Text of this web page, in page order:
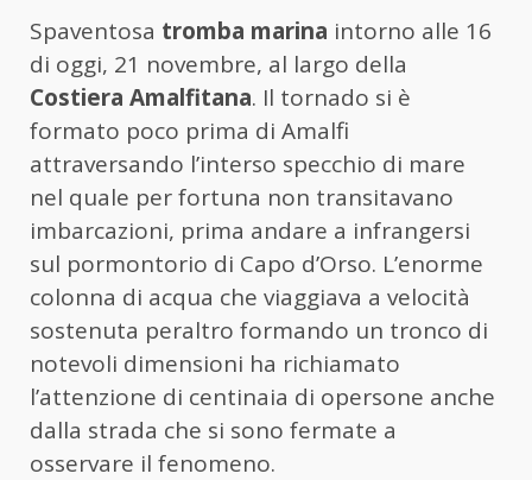
Spaventosa tromba marina intorno alle 16
di oggi, 21 novembre, al largo della
Costiera Amalfitana. Il tornado si è
formato poco prima di Amalfi
attraversando l’interso specchio di mare
nel quale per fortuna non transitavano
imbarcazioni, prima andare a infrangersi
sul pormontorio di Capo d’Orso. L’enorme
colonna di acqua che viaggiava a velocità
sostenuta peraltro formando un tronco di
notevoli dimensioni ha richiamato
l’attenzione di centinaia di opersone anche
dalla strada che si sono fermate a
osservare il fenomeno.